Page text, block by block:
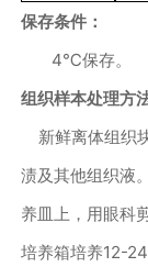
保存条件：
4℃保存。
组织样本处理方
新鲜离体组织
渍及其他组织液
养皿上，用眼科
培养箱培养12-